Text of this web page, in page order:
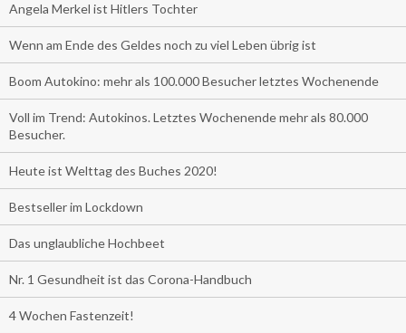
Angela Merkel ist Hitlers Tochter
Wenn am Ende des Geldes noch zu viel Leben übrig ist
Boom Autokino: mehr als 100.000 Besucher letztes Wochenende
Voll im Trend: Autokinos. Letztes Wochenende mehr als 80.000
Besucher.
Heute ist Welttag des Buches 2020!
Bestseller im Lockdown
Das unglaubliche Hochbeet
Nr. 1 Gesundheit ist das Corona-Handbuch
4 Wochen Fastenzeit!